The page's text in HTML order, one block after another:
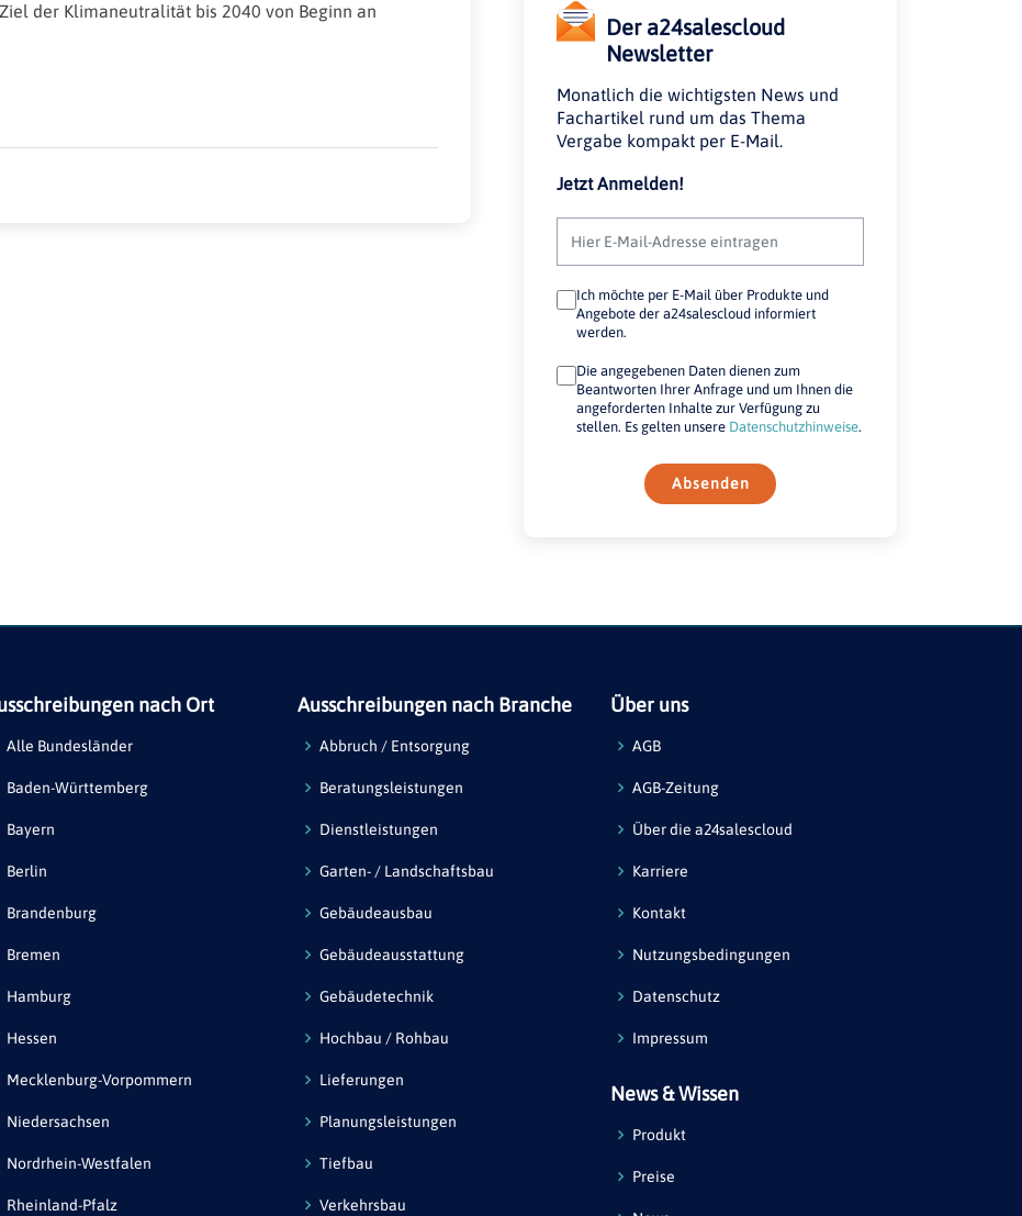
der Klimaneutralität bis 2040 von Beginn an
Der a24salescloud
Newsletter
Monatlich die wichtigsten News und
Fachartikel rund um das Thema
Vergabe kompakt per E-Mail.
Jetzt Anmelden!
Ich möchte per E-Mail über Produkte und
Angebote der a24salescloud informiert
werden.
Die angegebenen Daten dienen zum
Beantworten Ihrer Anfrage und um Ihnen die
angeforderten Inhalte zur Verfügung zu
stellen. Es gelten unsere Datenschutzhinweise.
Absenden
nach Ort
Alle Bundesländer
Baden-Württemberg
Bayern
Berlin
Brandenburg
Bremen
Hamburg
Hessen
Mecklenburg-Vorpommern
Niedersachsen
Nordrhein-Westfalen
Rheinland-Pfalz
Ausschreibungen nach Branche
Abbruch / Entsorgung
Beratungsleistungen
Dienstleistungen
Garten- / Landschaftsbau
Gebäudeausbau
Gebäudeausstattung
Gebäudetechnik
Hochbau / Rohbau
Lieferungen
Planungsleistungen
Tiefbau
Verkehrsbau
Über uns
AGB
AGB-Zeitung
Über die a24salescloud
Karriere
Kontakt
Nutzungsbedingungen
Datenschutz
Impressum
News & Wissen
Produkt
Preise